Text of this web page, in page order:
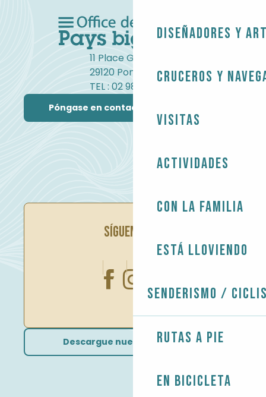
Diseñadores y
Cruceros y
Visitas
Actividades
Con la familia
Está lloviendo
Senderismo /
Rutas a pie
En bicicleta
11 Place Gambetta
29120 Pont-l'Abbé
TEL : 02 98 82 37 99
Póngase en contacto con nosotros
SÍGUENOS EN
Descargue nuestros folletos